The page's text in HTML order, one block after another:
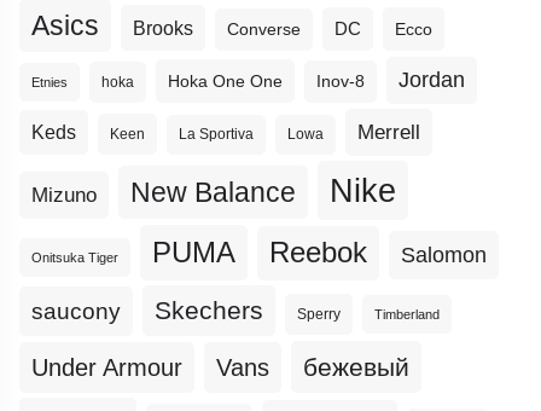
Asics Brooks Converse DC Ecco
Etnies hoka Hoka One One Inov-8 Jordan
Keds Keen La Sportiva Lowa Merrell
Mizuno New Balance Nike
Onitsuka Tiger PUMA Reebok Salomon
saucony Skechers Sperry Timberland
Under Armour Vans бежевый